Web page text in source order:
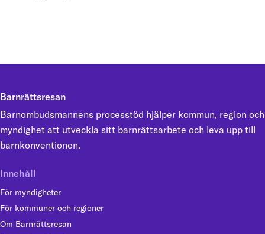
Barnrättsresan
Barnombudsmannens processtöd hjälper kommun, region och
myndighet att utveckla sitt barnrättsarbete och leva upp till
barnkonventionen.
Innehåll
För myndigheter
För kommuner och regioner
Om Barnrättsresan